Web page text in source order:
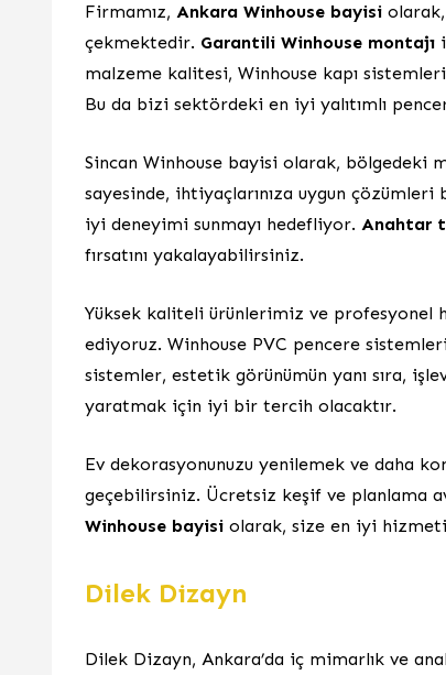
Firmamız, Ankara Winhouse bayisi
çekmektedir. Garantili Winhouse montajı
malzeme kalitesi, Winhouse kapı
Bu da bizi sektördeki en iyi yalıtımlı
Sincan Winhouse bayisi olarak, bölgedeki
sayesinde, ihtiyaçlarınıza uygun
iyi deneyimi sunmayı hedefliyor. Anahtar
fırsatını yakalayabilirsiniz.
Yüksek kaliteli ürünlerimiz ve profesyonel
ediyoruz. Winhouse PVC pencere
sistemler, estetik görünümün yanı sıra,
yaratmak için iyi bir tercih olacaktır.
Ev dekorasyonunuzu yenilemek ve daha
geçebilirsiniz. Ücretsiz keşif ve planlama
Winhouse bayisi olarak, size en iyi
Dilek Dizayn
Dilek Dizayn, Ankara’da iç mimarlık ve